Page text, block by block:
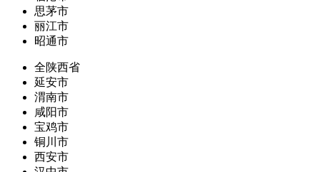
思茅市
丽江市
昭通市
全陕西省
延安市
渭南市
咸阳市
宝鸡市
铜川市
西安市